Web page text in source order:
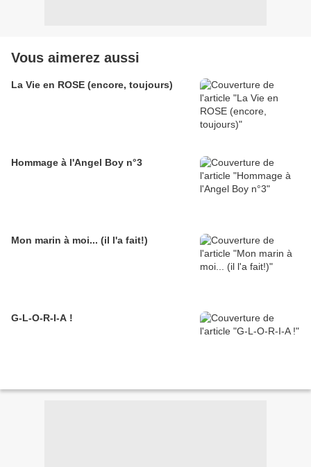
Vous aimerez aussi
La Vie en ROSE (encore, toujours)
Hommage à l'Angel Boy n°3
Mon marin à moi... (il l'a fait!)
G-L-O-R-I-A !